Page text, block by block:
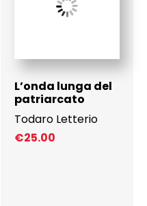
L’onda lunga del
patriarcato
Todaro Letterio
€25.00